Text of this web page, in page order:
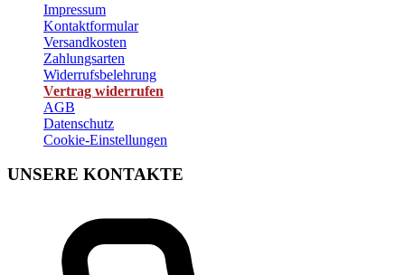
Impressum
Kontaktformular
Versandkosten
Zahlungsarten
Widerrufsbelehrung
Vertrag widerrufen
AGB
Datenschutz
Cookie-Einstellungen
UNSERE KONTAKTE